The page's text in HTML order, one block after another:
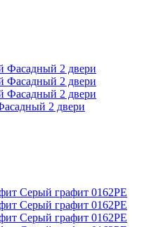
2 двери